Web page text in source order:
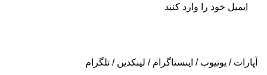
آپارات / یوتیوب / اینستاگرام / لینکدین / تلگرام